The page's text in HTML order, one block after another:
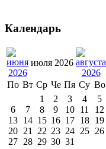
Календарь
июля 2026
По Вт Ср Че Пя Су Во
1
2 3 4
5
6
7 8 9 10 11
12
13 14 15 16 17 18
19
20 21 22 23 24 25 26
27 28 29 30 31